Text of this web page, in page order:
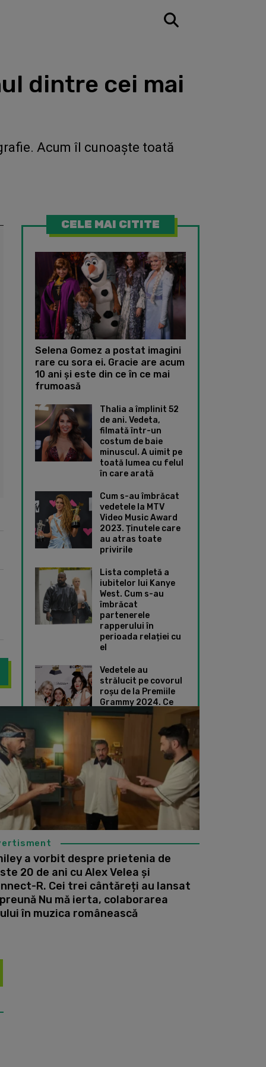
dintre cei mai
Acum îl cunoaşte toată
CELE MAI CITITE
Selena Gomez a postat imagini
rare cu sora ei. Gracie are acum
10 ani și este din ce în ce mai
frumoasă
Thalia a împlinit 52
de ani. Vedeta,
filmată într-un
costum de baie
minuscul. A uimit pe
toată lumea cu felul
în care arată
Cum s-au îmbrăcat
vedetele la MTV
Video Music Award
2023. Ținutele care
au atras toate
privirile
Lista completă a
iubitelor lui Kanye
West. Cum s-au
îmbrăcat
partenerele
rapperului în
perioada relației cu
el
Vedetele au
strălucit pe covorul
roșu de la Premiile
Grammy 2024. Ce
ținute speciale au
ales Taylor Swift și
despre „Armonie”, viitorul său spectacol de la Sala
Smiley și Gina
a vorbit despre prietenia de
20 de ani cu Alex Velea și
R. Cei trei cântăreți au lansat
Nu mă ierta, colaborarea
în muzica românească